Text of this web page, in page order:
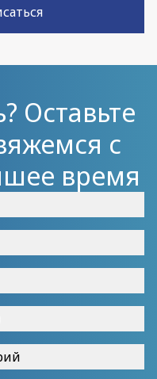
Оставьте
с
время